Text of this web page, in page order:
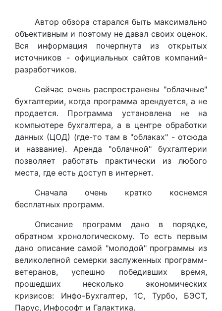
Автор обзора старался быть максимально
объективным и поэтому не давал своих оценок.
Вся информация почерпнута из открытых
источников - официальных сайтов компаний-
разработчиков.
Сейчас очень распространены "облачные"
бухгалтерии, когда программа арендуется, а не
продается. Программа установлена не на
компьютере бухгалтера, а в центре обработки
данных (ЦОД) (где-то там в "облаках" - отсюда
и название). Аренда "облачной" бухгалтерии
позволяет работать практически из любого
места, где есть доступ в интернет.
Сначала очень кратко коснемся
бесплатных программ.
Описание программ дано в порядке,
обратном хронологическому. То есть первым
дано описание самой "молодой" программы из
великолепной семерки заслуженных программ-
ветеранов, успешно победивших время,
прошедших несколько экономических
кризисов: Инфо-Бухгалтер, 1С, Турбо, БЭСТ,
Парус, Инфософт и Галактика.